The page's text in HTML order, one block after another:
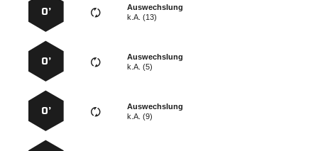
Auswechslung
k.A. (13)
0’
Auswechslung
k.A. (5)
0’
Auswechslung
k.A. (9)
0’